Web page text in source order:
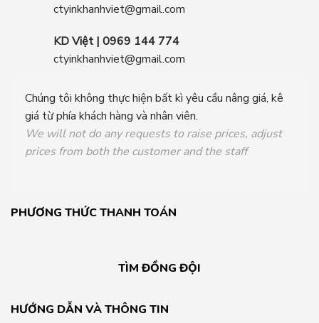
ctyinkhanhviet@gmail.com
KD Việt | 0969 144 774
ctyinkhanhviet@gmail.com
Chúng tôi không thực hiện bất kì yêu cầu nâng giá, kê
giá từ phía khách hàng và nhân viên.
We will not do any requests to raise prices, adjust
prices from both the customer and the staff
PHƯƠNG THỨC THANH TOÁN
TÌM ĐỒNG ĐỘI
HƯỚNG DẪN VÀ THÔNG TIN